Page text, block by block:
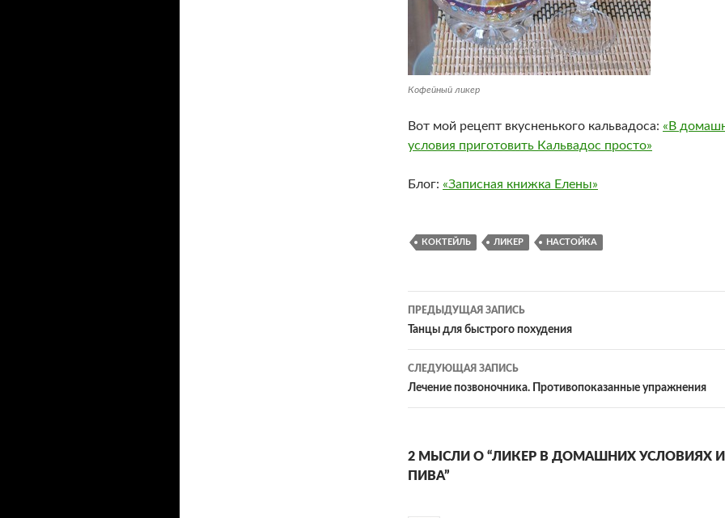
Кофейный ликер
Вот мой рецепт вкусненького кальвадоса: «В
условия приготовить Кальвадос просто»
Блог: «Записная книжка Елены»
КОКТЕЙЛЬ ЛИКЕР НАСТОЙКА
Навигация
по
записям
ПРЕДЫДУЩАЯ ЗАПИСЬ
Танцы для быстрого похудения
СЛЕДУЮЩАЯ ЗАПИСЬ
Лечение позвоночника. Противопоказанные упражнения
2 МЫСЛИ О “ЛИКЕР В ДОМАШНИХ УСЛОВИЯХ
ПИВА”